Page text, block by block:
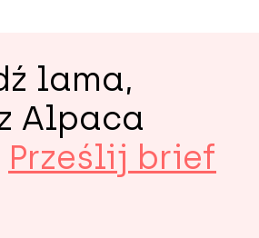
lama,
Alpaca
Prześlij brief